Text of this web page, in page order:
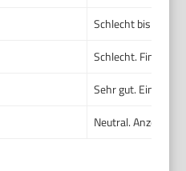
Schlecht bis
Schlecht.
Sehr gut. Ein
Neutral. Anzeigen